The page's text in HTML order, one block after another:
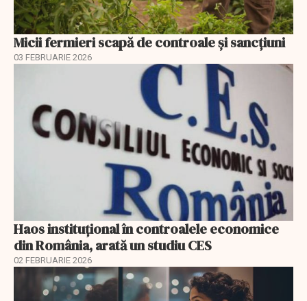
Micii fermieri scapă de controale și sancțiuni
03 FEBRUARIE 2026
Haos instituțional în controalele economice
din România, arată un studiu CES
02 FEBRUARIE 2026